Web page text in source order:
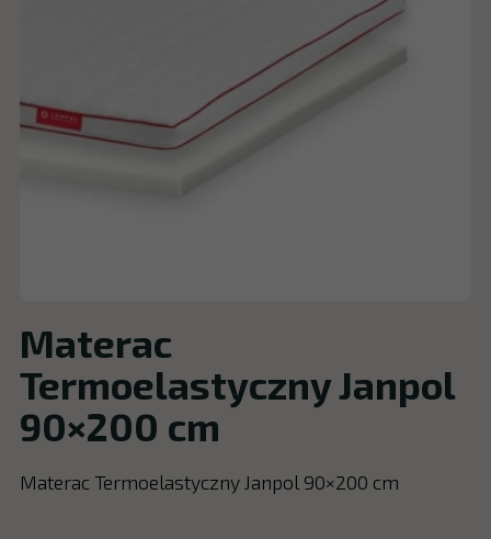
Materac
Termoelastyczny Janpol
90×200 cm
Materac Termoelastyczny Janpol 90×200 cm